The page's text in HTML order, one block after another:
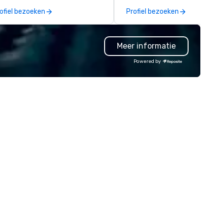
agencies, the travel
tourism sector, and sports
entertainment organizations,
expertly arranges and
complex logistics for
group charters, and shuttle
bezoeken
deception, intuition, and the
human mind. Whether in
gatherings or larger venues,
style emphasizes
wonder, and the deeper
behind what it means to
believe. Testimonials: • “Gary
Profiel bezoeken
Meer informatie
Powered by